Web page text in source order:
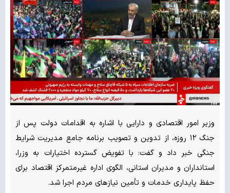
وزیر امور اقتصادی و دارایی با اشاره به اقدامات دولت پس از
جنگ ۱۲ روزه، از تدوین و تصویب برنامه جامع مدیریت شرایط
جنگی خبر داد و گفت: با تفویض گسترده اختیارات به وزرا،
استانداران و مدیران استانی، الگوی اداره غیرمتمرکز اقتصاد برای
حفظ پایداری خدمات و تأمین نیازهای مردم اجرا شد.